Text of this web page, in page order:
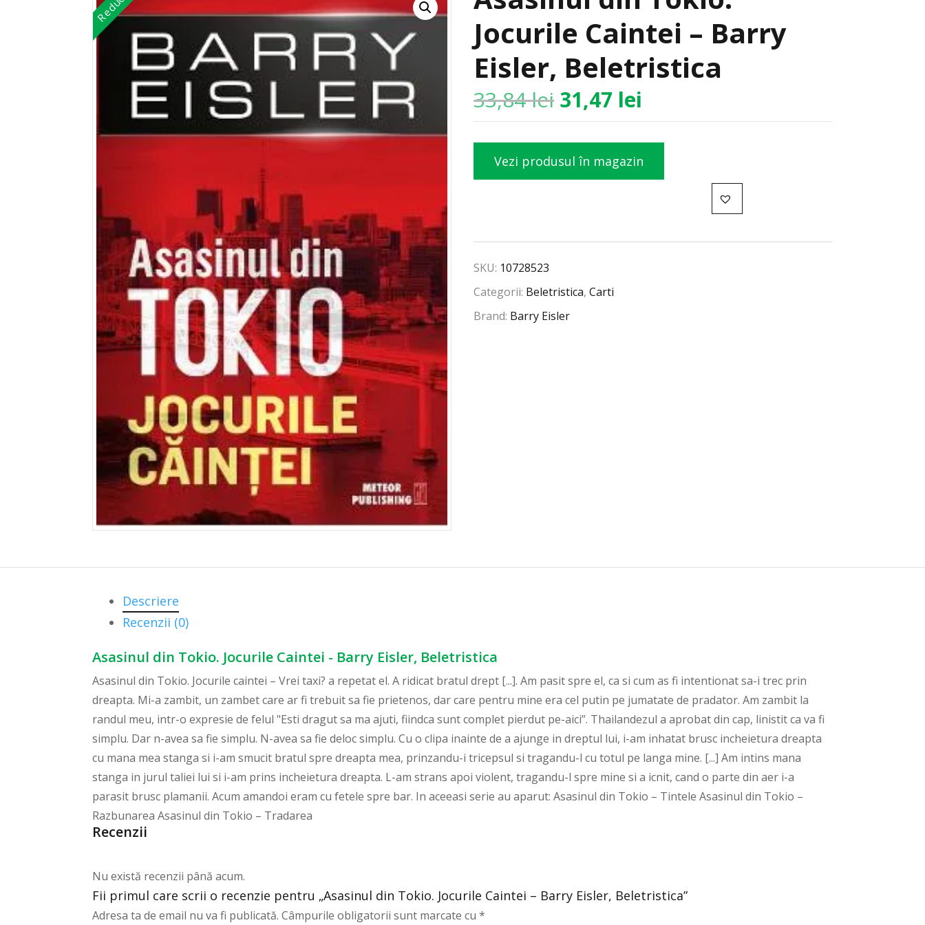
Jocurile Caintei – Barry
Eisler, Beletristica
33,84lei 31,47 lei
Vezi produsul în magazin
SKU: 10728523
Categorii: Beletristica,Carti
Brand: Barry Eisler
Descriere
Recenzii (0)
Asasinul din Tokio. Jocurile Caintei - Barry Eisler, Beletristica
Asasinul din Tokio. Jocurile caintei – Vrei taxi? a repetat el. A ridicat bratul drept [...]. Am pasit spre el, ca si cum as fi intentionat sa-i trec prin
dreapta. Mi-a zambit, un zambet care ar fi trebuit sa fie prietenos, dar care pentru mine era cel putin pe jumatate de pradator. Am zambit la
randul meu, intr-o expresie de felul "Esti dragut sa ma ajuti, fiindca sunt complet pierdut pe-aici”. Thailandezul a aprobat din cap, linistit ca va fi
simplu. Dar n-avea sa fie simplu. N-avea sa fie deloc simplu. Cu o clipa inainte de a ajunge in dreptul lui, i-am inhatat brusc incheietura dreapta
cu mana mea stanga si i-am smucit bratul spre dreapta mea, prinzandu-i tricepsul si tragandu-l cu totul pe langa mine. [...] Am intins mana
stanga in jurul taliei lui si i-am prins incheietura dreapta. L-am strans apoi violent, tragandu-l spre mine si a icnit, cand o parte din aer i-a
parasit brusc plamanii. Acum amandoi eram cu fetele spre bar. In aceeasi serie au aparut: Asasinul din Tokio – Tintele Asasinul din Tokio –
Razbunarea Asasinul din Tokio – Tradarea
Recenzii
Nu există recenzii până acum.
Fii primul care scrii o recenzie pentru „Asasinul din Tokio. Jocurile Caintei – Barry Eisler, Beletristica”
Adresa ta de email nu va fi publicată. Câmpurile obligatorii sunt marcate cu*